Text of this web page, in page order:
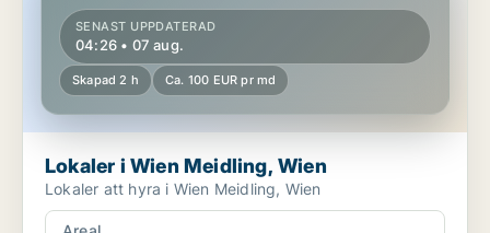
SENAST UPPDATERAD
04:26 • 07 aug.
Skapad 2 h Ca. 100 EUR pr md
Lokaler i Wien Meidling, Wien
Lokaler att hyra i Wien Meidling, Wien